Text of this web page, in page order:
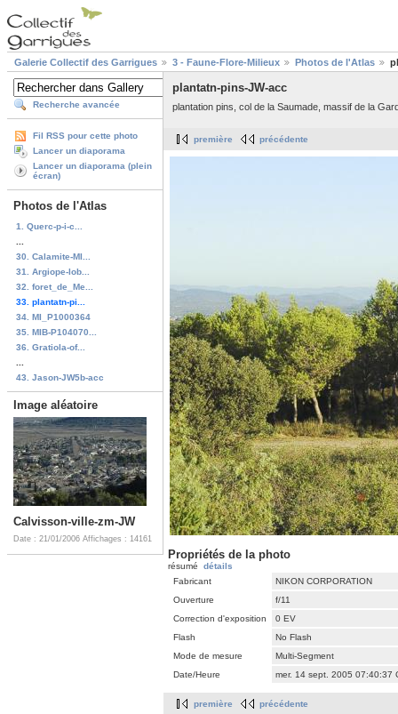
Galerie Collectif des Garrigues 3 - Faune-Flore-Milieux Photos de l'Atlas
Recherche avancée
Fil RSS pour cette photo
Lancer un diaporama
Lancer un diaporama (plein
écran)
Photos de l'Atlas
1. Querc-p-i-c...
30. Calamite-MI...
31. Argiope-lob...
32. foret_de_Me...
33. plantatn-pi...
34. MI_P1000364
35. MIB-P104070...
36. Gratiola-of...
43. Jason-JW5b-acc
Image aléatoire
Calvisson-ville-zm-JW
Date : 21/01/2006 Affichages : 14161
plantatn-pins-JW-acc
plantation pins, col de la Saumade, massif de la
première précédente
Propriétés de la photo
résumé détails
Fabricant
NIKON CORPORATION
Ouverture
f/11
Correction d'exposition
0 EV
Flash
No Flash
Mode de mesure
Multi-Segment
Date/Heure
mer. 14 sept. 2005 07:40:37
première précédente